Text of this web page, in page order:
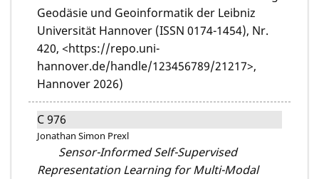
Geodäsie und Geoinformatik der Leibniz
Universität Hannover (ISSN 0174-1454), Nr.
420, <https://repo.uni-
hannover.de/handle/123456789/21217>,
Hannover 2026)
C 976
Jonathan Simon Prexl
Sensor-Informed Self-Supervised
Representation Learning for Multi-Modal